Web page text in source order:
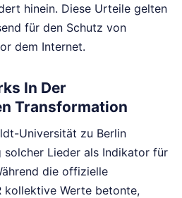
hinein. Diese Urteile gelten
für den Schutz von
dem Internet.
In Der
Transformation
Universität zu Berlin
solcher Lieder als Indikator für
die offizielle
kollektive Werte betonte,